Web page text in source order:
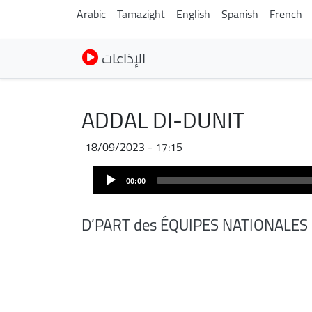
Arabic Tamazight English Spanish French
الإذاعات
ADDAL DI-DUNIT
18/09/2023 - 17:15
Audio
Player 00:00
D’PART des ÉQUIPES NATIONALES